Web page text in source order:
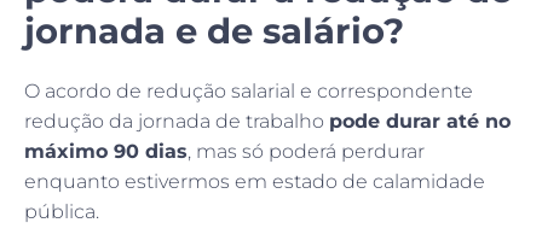
jornada e de salário?
O acordo de redução salarial e correspondente
redução da jornada de trabalho pode durar até no
máximo 90 dias, mas só poderá perdurar
enquanto estivermos em estado de calamidade
pública.